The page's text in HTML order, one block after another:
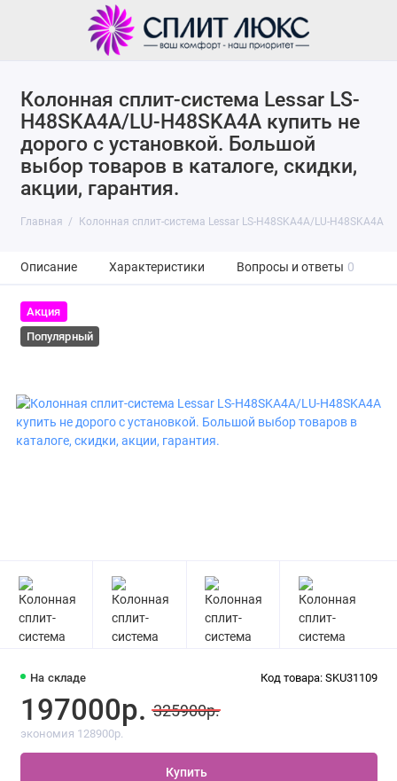
Колонная сплит-система Lessar LS-
H48SKA4A/LU-H48SKA4A купить не
дорого с установкой. Большой
выбор товаров в каталоге, скидки,
акции, гарантия.
Главная Колонная сплит-система Lessar LS-H48SKA4A/LU-H48SKA4A
Описание Характеристики Вопросы и ответы 0
Акция
Популярный
На складе Код товара: SKU31109
197000р. 325900р.
экономия 128900р.
Купить